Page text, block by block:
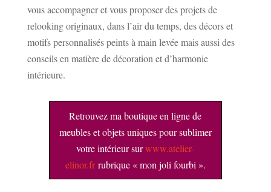
vous accompagner et vous proposer des projets de
relooking originaux, dans l’air du temps, des décors et
motifs personnalisés peints à main levée mais aussi des
conseils en matière de décoration et d’harmonie
intérieure.
Retrouvez ma boutique en ligne de
meubles et objets uniques pour sublimer
votre intérieur surwww.atelier-
elinor.fr rubrique « mon joli fourbi ».